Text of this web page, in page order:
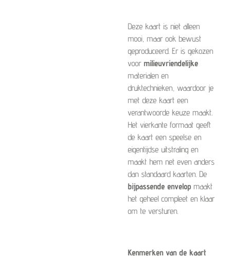
Deze kaart is niet alleen
mooi, maar ook bewust
geproduceerd. Er is gekozen
voor milieuvriendelijke
materialen en
druktechnieken, waardoor je
met deze kaart een
verantwoorde keuze maakt.
Het vierkante formaat geeft
de kaart een speelse en
eigentijdse uitstraling en
maakt hem net even anders
dan standaard kaarten. De
bijpassende envelop maakt
het geheel compleet en klaar
om te versturen.
Kenmerken van de kaart